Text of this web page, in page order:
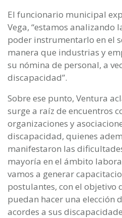
El funcionario municipal
Vega, “estamos analizando
poder instrumentarlo en el
manera que industrias y
su nómina de personal, a
discapacidad”.
Sobre ese punto, Ventura
surge a raíz de encuentros
organizaciones y
discapacidad, quienes
manifestaron las
mayoría en el ámbito
vamos a generar
postulantes, con el objetivo
puedan hacer una elección
acordes a sus